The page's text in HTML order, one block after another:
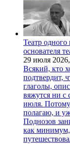
Театр одного
основателя
29 июля 2026,
Всякий, кто
подтвердит,
глаголы,
вяжутся ни с
июля. Потому
полагаю, и
Поднозов
как минимум,